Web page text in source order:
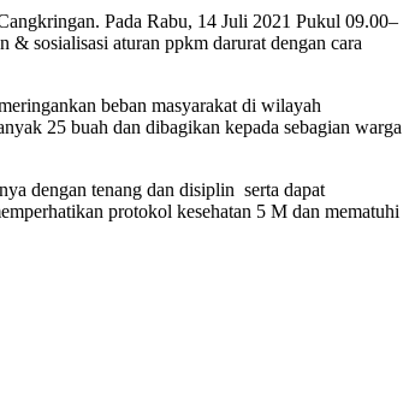
Pada Rabu, 14 Juli 2021 Pukul 09.00–
sosialisasi aturan ppkm darurat dengan cara
beban masyarakat di wilayah
25 buah dan dibagikan kepada sebagian warga
dengan tenang dan disiplin serta dapat
protokol kesehatan 5 M dan mematuhi